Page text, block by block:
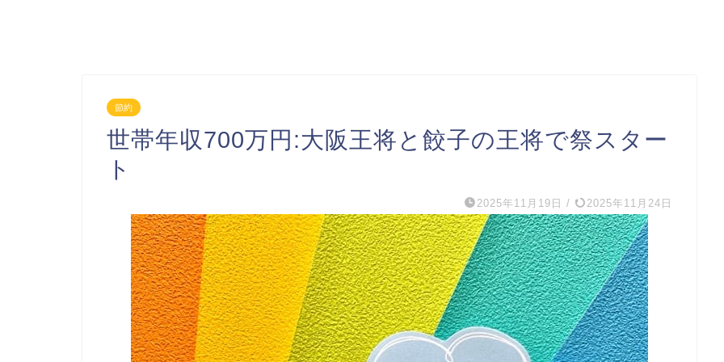
節約
世帯年収700万円:大阪王将と餃子の王将で祭スター
ト
2025年11月19日 / 2025年11月24日